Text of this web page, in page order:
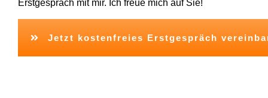
Erstgespräch mit mir. Ich freue mich auf Sie!
Jetzt kostenfreies Erstgespräch